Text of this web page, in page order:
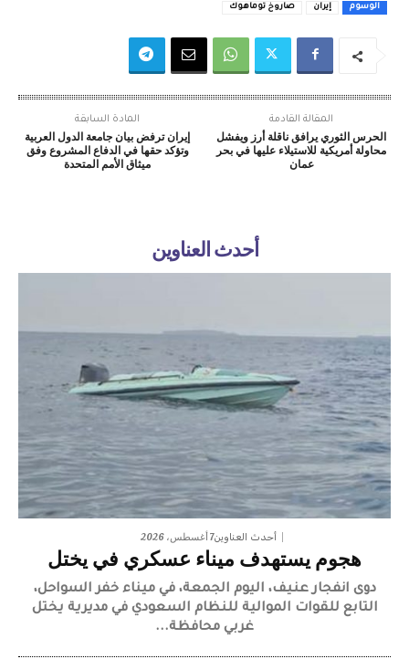
الوسوم إيران صاروخ توماهوك
المادة السابقة
إيران ترفض بيان جامعة الدول العربية
وتؤكد حقها في الدفاع المشروع وفق
ميثاق الأمم المتحدة
المقالة القادمة
الحرس الثوري يرافق ناقلة أرز ويفشل
محاولة أمريكية للاستيلاء عليها في بحر
عمان
أحدث العناوين
أحدث العناوين7 أغسطس، 2026
هجوم يستهدف ميناء عسكري في يختل
دوى انفجار عنيف، اليوم الجمعة، في ميناء خفر السواحل،
التابع للقوات الموالية للنظام السعودي في مديرية يختل
غربي محافظة...